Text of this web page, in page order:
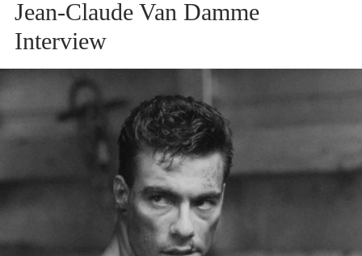
Jean-Claude Van Damme
Interview